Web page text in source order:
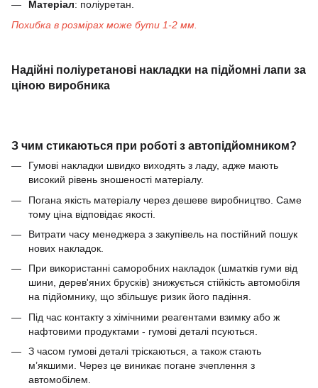
Матеріал: поліуретан.
Похибка в розмірах може бути 1-2 мм.
Надійні поліуретанові накладки на підйомні лапи за
ціною виробника
З чим стикаються при роботі з автопідйомником?
Гумові накладки швидко виходять з ладу, адже мають
високий рівень зношеності матеріалу.
Погана якість матеріалу через дешеве виробництво. Саме
тому ціна відповідає якості.
Витрати часу менеджера з закупівель на постійний пошук
нових накладок.
При використанні саморобних накладок (шматків гуми від
шини, дерев'яних брусків) знижується стійкість автомобіля
на підйомнику, що збільшує ризик його падіння.
Під час контакту з хімічними реагентами взимку або ж
нафтовими продуктами - гумові деталі псуються.
З часом гумові деталі тріскаються, а також стають
м’якшими. Через це виникає погане зчеплення з
автомобілем.